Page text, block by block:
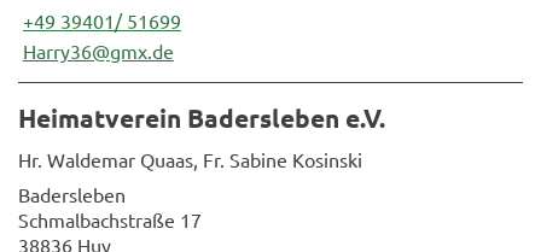
+49 39401/ 51699
Harry36@gmx.de
Heimatverein Badersleben e.V.
Hr. Waldemar Quaas, Fr. Sabine Kosinski
Badersleben
Schmalbachstraße 17
38836 Huy